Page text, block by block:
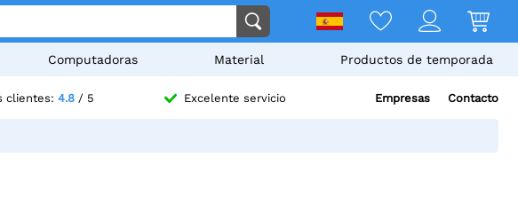
Computadoras Material Productos de temporada
clientes: 4.8/ 5 Excelente servicio Empresas Contacto